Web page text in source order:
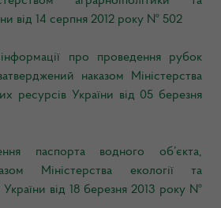
від 14 серпня 2012 року № 502
про проведення рубок
наказом Міністерства
ресурсів України від 05 березня
паспорта водного об’єкта,
Міністерства екології та
від 18 березня 2013 року №